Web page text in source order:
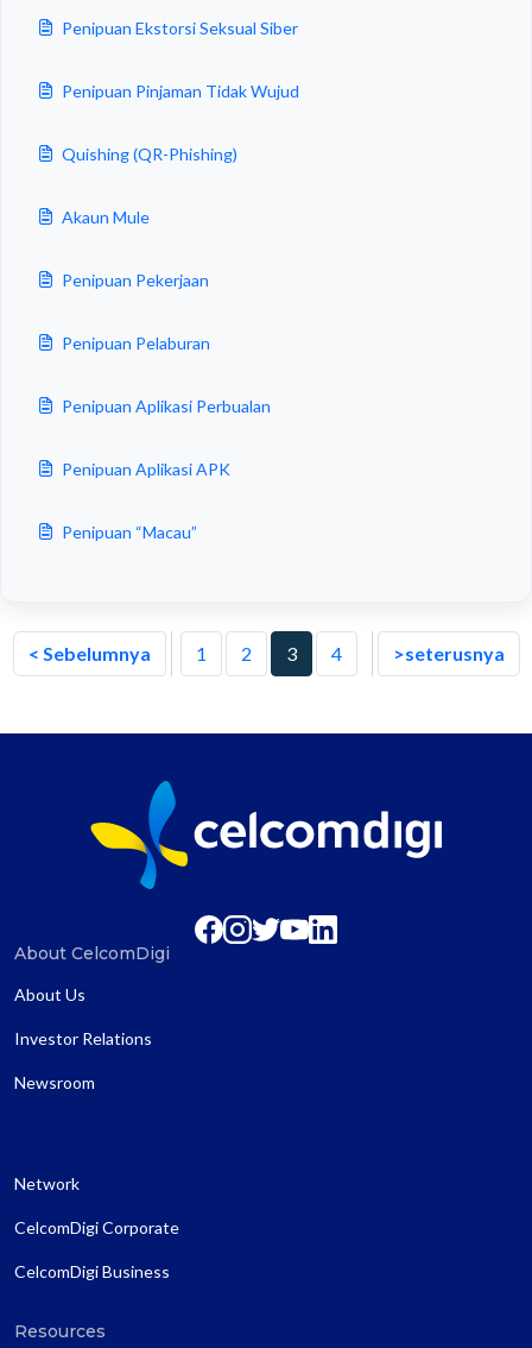
Penipuan Ekstorsi Seksual Siber
Penipuan Pinjaman Tidak Wujud
Quishing (QR-Phishing)
Akaun Mule
Penipuan Pekerjaan
Penipuan Pelaburan
Penipuan Aplikasi Perbualan
Penipuan Aplikasi APK
Penipuan “Macau”
< Sebelumnya 1 2 3 4 >seterusnya
About CelcomDigi
About Us
Investor Relations
Newsroom
Network
CelcomDigi Corporate
CelcomDigi Business
Resources